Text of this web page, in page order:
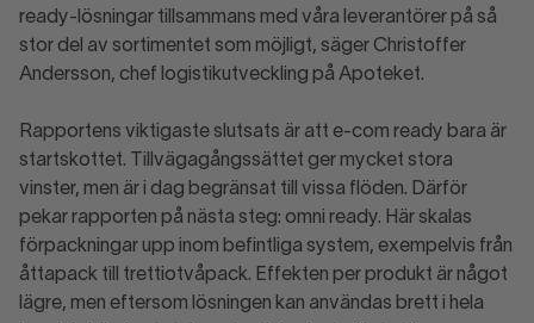
ready-lösningar tillsammans med våra leverantörer på så
stor del av sortimentet som möjligt, säger Christoffer
Andersson, chef logistikutveckling på Apoteket.
Rapportens viktigaste slutsats är att e-com ready bara är
startskottet. Tillvägagångssättet ger mycket stora
vinster, men är i dag begränsat till vissa flöden. Därför
pekar rapporten på nästa steg: omni ready. Här skalas
förpackningar upp inom befintliga system, exempelvis från
åttapack till trettiotvåpack. Effekten per produkt är något
lägre, men eftersom lösningen kan användas brett i hela